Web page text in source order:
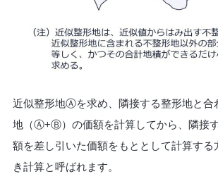
近似整形地Ⓐを求め、隣接する整形地と合
地（Ⓐ+Ⓑ）の価額を計算してから、隣接
額を差し引いた価額をもととして計算する
き計算と呼ばれます。